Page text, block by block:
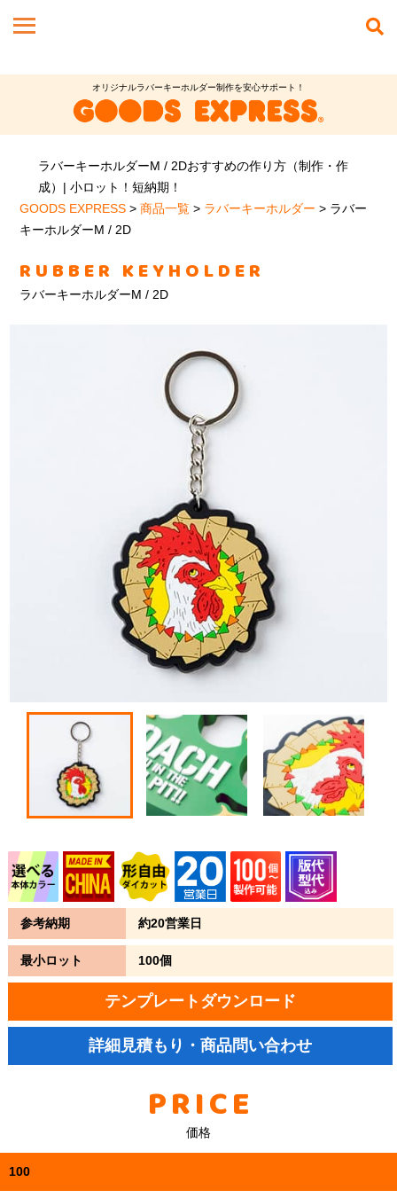
オリジナルラバーキーホルダー制作を安心サポート！
ラバーキーホルダーM / 2Dおすすめの作り方（制作・作
成）| 小ロット！短納期！
GOODS EXPRESS >商品一覧 > ラバーキーホルダー > ラバー
キーホルダーM / 2D
RUBBER KEYHOLDER
ラバーキーホルダーM / 2D
参考納期 約20営業日
最小ロット 100個
テンプレートダウンロード
詳細見積もり・商品問い合わせ
PRICE
価格
100